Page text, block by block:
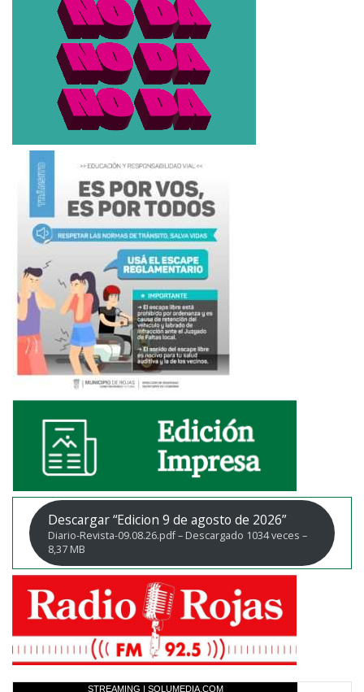
Descargar “Edicion 9 de agosto de 2026”
Diario-Revista-09.08.26.pdf – Descargado 1034 veces –
8,37 MB